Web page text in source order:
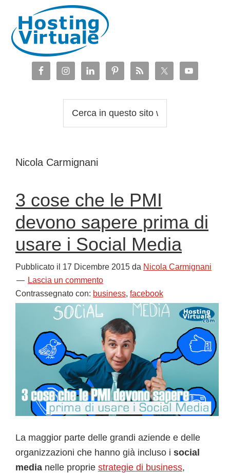
navigazione
primaria
contenuto
principale
barra
laterale
piè
web
Nicola Carmignani
3 cose che le PMI
devono sapere prima di
usare i Social Media
Pubblicato il 17 Dicembre 2015 da Nicola Carmignani
Lascia un commento
Contrassegnato con: business, facebook
La maggior parte delle grandi aziende e delle
organizzazioni che hanno già incluso i social
media nelle proprie strategie di business,